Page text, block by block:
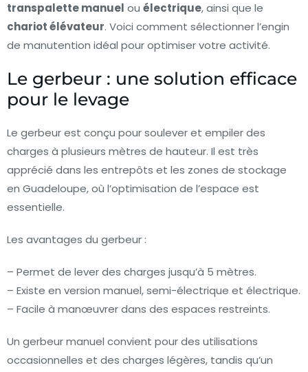
transpalette manuel ou électrique, ainsi que le
chariot élévateur. Voici comment sélectionner l’engin
de manutention idéal pour optimiser votre activité.
Le gerbeur : une solution efficace
pour le levage
Le gerbeur est conçu pour soulever et empiler des
charges à plusieurs mètres de hauteur. Il est très
apprécié dans les entrepôts et les zones de stockage
en Guadeloupe, où l’optimisation de l’espace est
essentielle.
Les avantages du gerbeur :
– Permet de lever des charges jusqu’à 5 mètres.
– Existe en version manuel, semi-électrique et électrique.
– Facile à manœuvrer dans des espaces restreints.
Un gerbeur manuel convient pour des utilisations
occasionnelles et des charges légères, tandis qu’un